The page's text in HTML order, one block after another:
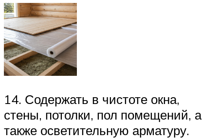
14. Содержать в чистоте окна,
стены, потолки, пол помещений, а
также осветительную арматуру.